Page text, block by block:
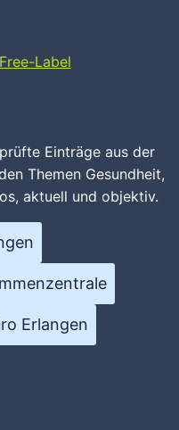
Einträge aus der
Themen Gesundheit,
aktuell und objektiv.
Erlangen